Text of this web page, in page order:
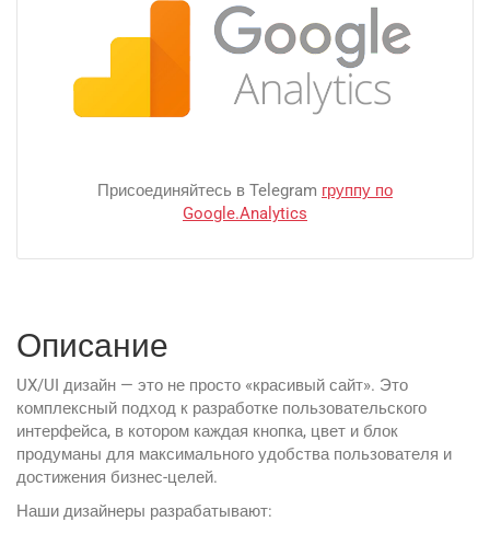
Присоединяйтесь в Telegram группу по
Google.Analytics
Описание
UX/UI дизайн — это не просто «красивый сайт». Это
комплексный подход к разработке пользовательского
интерфейса, в котором каждая кнопка, цвет и блок
продуманы для максимального удобства пользователя и
достижения бизнес-целей.
Наши дизайнеры разрабатывают: